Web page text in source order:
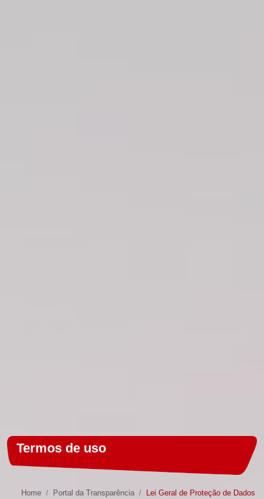
Termos de uso
Home Portal da Transparência Lei Geral de Proteção de Dados